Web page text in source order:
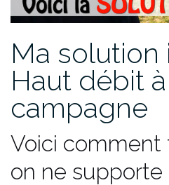
Ma solution
Haut débit
campagne
Voici comment
on ne supporte